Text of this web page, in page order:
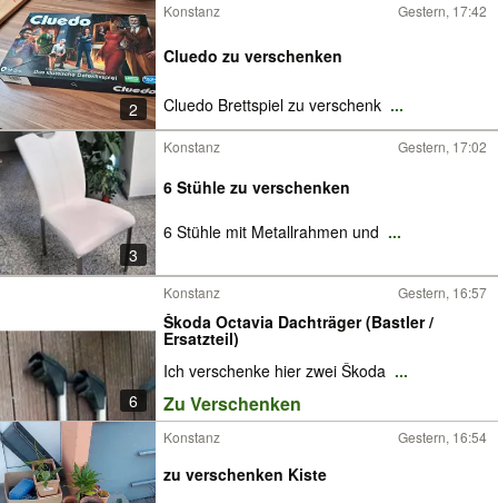
2
Konstanz Gestern, 17:42
Cluedo zu verschenken
Cluedo Brettspiel zu verschenk ...
3
Konstanz Gestern, 17:02
6 Stühle zu verschenken
6 Stühle mit Metallrahmen und ...
6
Konstanz Gestern, 16:57
Škoda Octavia Dachträger (Bastler /
Ersatzteil)
Ich verschenke hier zwei Škoda ...
Zu Verschenken
Konstanz Gestern, 16:54
zu verschenken Kiste